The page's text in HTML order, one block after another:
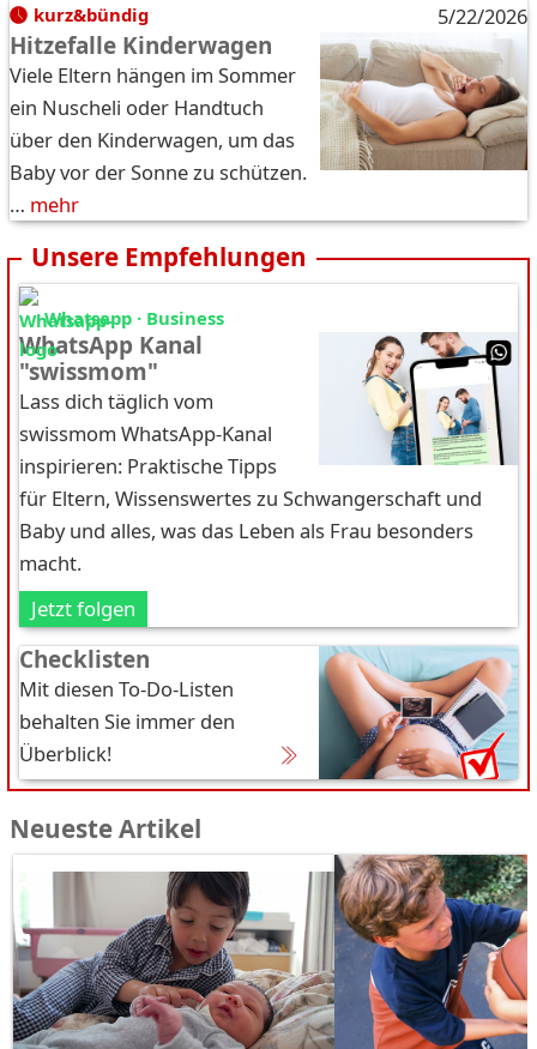
kurz&bündig 5/22/2026
Hitzefalle Kinderwagen
Viele Eltern hängen im Sommer
ein Nuscheli oder Handtuch
über den Kinderwagen, um das
Baby vor der Sonne zu schützen.
… mehr
Unsere Empfehlungen
Whatsapp · Business
WhatsApp Kanal
"swissmom"
Lass dich täglich vom
swissmom WhatsApp-Kanal
inspirieren: Praktische Tipps
für Eltern, Wissenswertes zu Schwangerschaft und
Baby und alles, was das Leben als Frau besonders
macht.
Jetzt folgen
Checklisten
Mit diesen To-Do-Listen
behalten Sie immer den
Überblick!
Neueste Artikel